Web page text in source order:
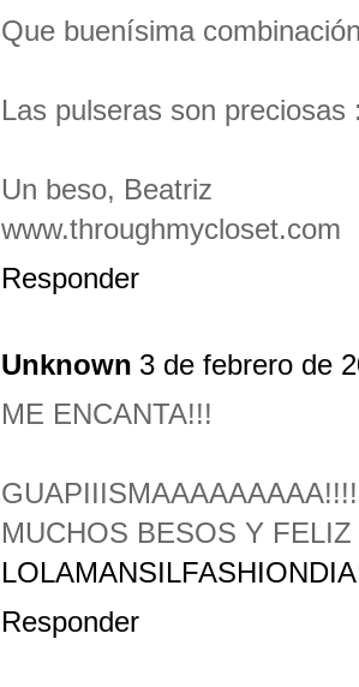
Que buenísima
Las pulseras son
Un beso, Beatriz
www.throughmycloset.com
Responder
Unknown 3 de febrero de
ME ENCANTA!!!
GUAPIIISMAAAAAAAAA!!!!
MUCHOS BESOS Y
Responder